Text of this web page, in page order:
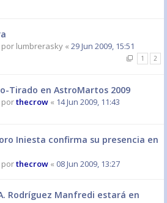
por lumbrerasky « 29 Jun 2009, 15:51
1 2
Tirado en AstroMartos 2009
porthecrow « 14 Jun 2009, 11:43
Iniesta confirma su presencia en
porthecrow « 08 Jun 2009, 13:27
Rodríguez Manfredi estará en